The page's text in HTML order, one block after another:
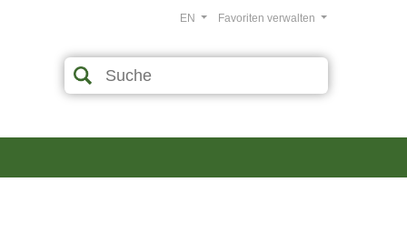
Favoriten verwalten
EN